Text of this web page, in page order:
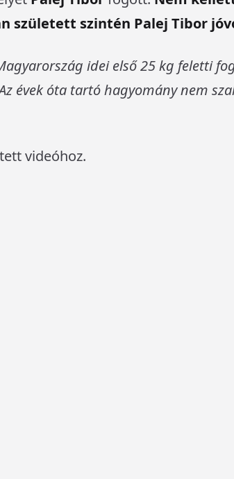
született szintén Palej Tibor
idei első 25 kg feletti
évek óta tartó hagyomány nem
videóhoz.